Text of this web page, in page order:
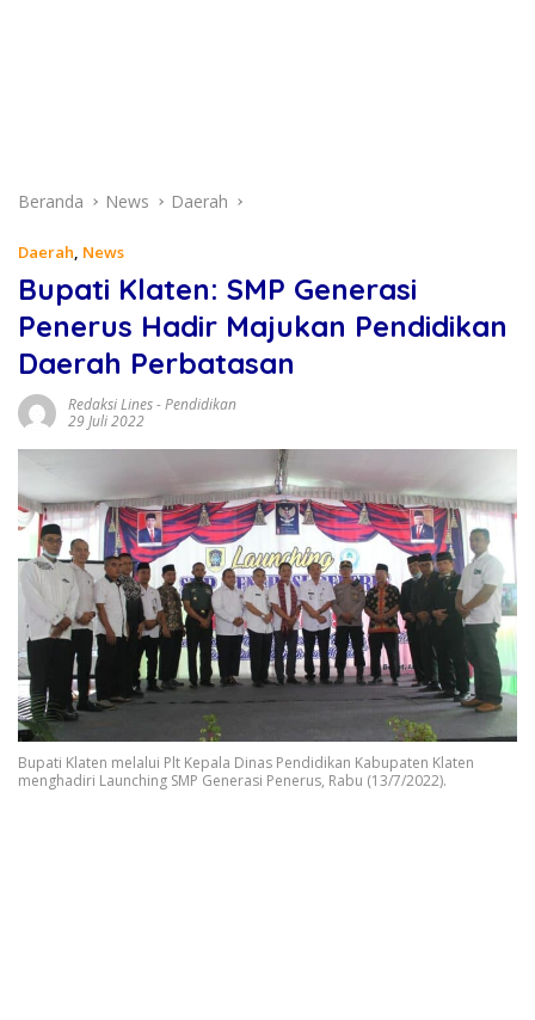
Beranda News Daerah
Daerah, News
Bupati Klaten: SMP Generasi
Penerus Hadir Majukan Pendidikan
Daerah Perbatasan
Redaksi Lines-Pendidikan
29 Juli 2022
Bupati Klaten melalui Plt Kepala Dinas Pendidikan Kabupaten Klaten
menghadiri Launching SMP Generasi Penerus, Rabu (13/7/2022).